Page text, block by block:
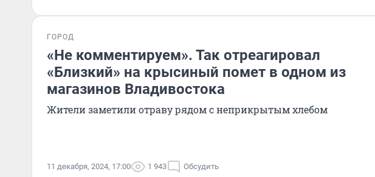
ГОРОД
«Не комментируем». Так отреагировал
«Близкий» на крысиный помет в одном из
магазинов Владивостока
Жители заметили отраву рядом с неприкрытым хлебом
11 декабря, 2024, 17:00 1 943 Обсудить